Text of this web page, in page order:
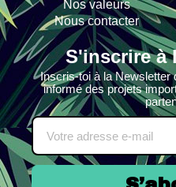
Nos valeurs
Nous contacter
S'inscrire à
Inscris-toi à la Newsletter
informé des projets